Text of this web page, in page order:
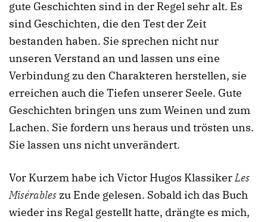
gute Geschichten sind in der Regel sehr alt. Es
sind Geschichten, die den Test der Zeit
bestanden haben. Sie sprechen nicht nur
unseren Verstand an und lassen uns eine
Verbindung zu den Charakteren herstellen, sie
erreichen auch die Tiefen unserer Seele. Gute
Geschichten bringen uns zum Weinen und zum
Lachen. Sie fordern uns heraus und trösten uns.
Sie lassen uns nicht unverändert.
Vor Kurzem habe ich Victor Hugos KlassikerLes
Misérables zu Ende gelesen. Sobald ich das Buch
wieder ins Regal gestellt hatte, drängte es mich,